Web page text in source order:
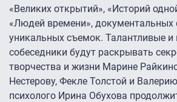
«Великих открытий», «Историй
«Людей времени»,
уникальных съемок. Талантливые
собеседники будут раскрывать
творчества и жизни Марине
Нестерову, Фекле Толстой и
психолого Ирина Обухова